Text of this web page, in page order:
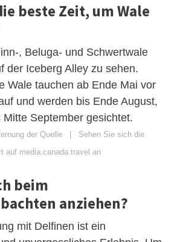
beste Zeit, um Wale
, Beluga- und Schwertwale
der Iceberg Alley zu sehen.
Wale tauchen ab Ende Mai vor
und werden bis Ende August,
Mitte September gesichtet.
der Quelle | Sehen Sie sich die
auf media.canada.travel an
beim
anziehen?
mit Delfinen ist ein